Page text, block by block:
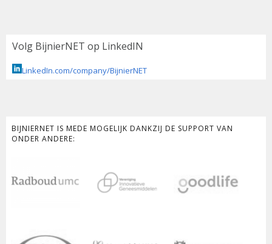
Volg BijnierNET op LinkedIN
LinkedIn.com/company/BijnierNET
BIJNIERNET IS MEDE MOGELIJK DANKZIJ DE SUPPORT VAN
ONDER ANDERE: